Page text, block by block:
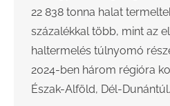
22 838 tonna halat
százalékkal több, mint az
haltermelés túlnyomó
2024-ben három régióra
Észak-Alföld, Dél-